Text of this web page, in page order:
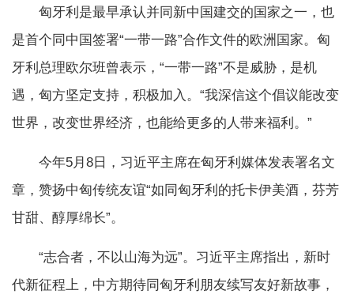
匈牙利是最早承认并同新中国建交的国家之一，也
是首个同中国签署“一带一路”合作文件的欧洲国家。匈
牙利总理欧尔班曾表示，“一带一路”不是威胁，是机
遇，匈方坚定支持，积极加入。“我深信这个倡议能改变
世界，改变世界经济，也能给更多的人带来福利。”
今年5月8日，习近平主席在匈牙利媒体发表署名文
章，赞扬中匈传统友谊“如同匈牙利的托卡伊美酒，芬芳
甘甜、醇厚绵长”。
“志合者，不以山海为远”。习近平主席指出，新时
代新征程上，中方期待同匈牙利朋友续写友好新故事，